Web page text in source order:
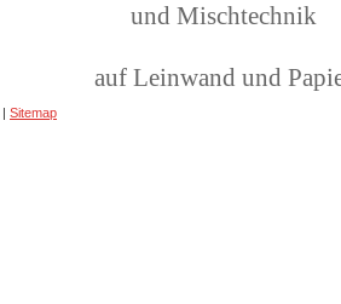
und Mischtechnik
auf Leinwand und
| Sitemap